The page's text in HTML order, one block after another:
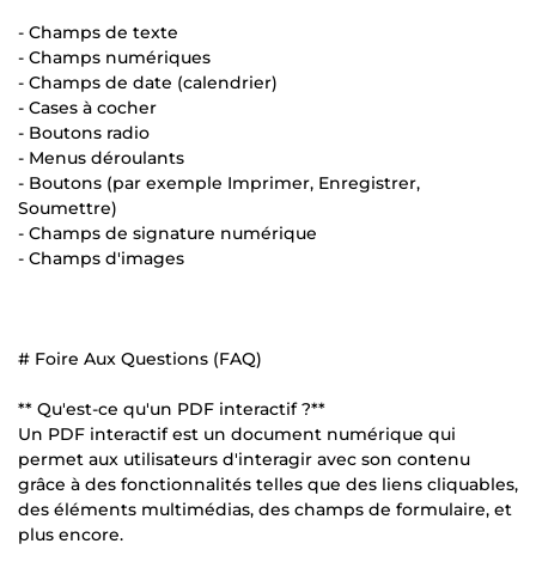
- Champs de texte
- Champs numériques
- Champs de date (calendrier)
- Cases à cocher
- Boutons radio
- Menus déroulants
- Boutons (par exemple Imprimer, Enregistrer,
Soumettre)
- Champs de signature numérique
- Champs d'images
# Foire Aux Questions (FAQ)
** Qu'est-ce qu'un PDF interactif ?**
Un PDF interactif est un document numérique qui
permet aux utilisateurs d'interagir avec son contenu
grâce à des fonctionnalités telles que des liens cliquables,
des éléments multimédias, des champs de formulaire, et
plus encore.